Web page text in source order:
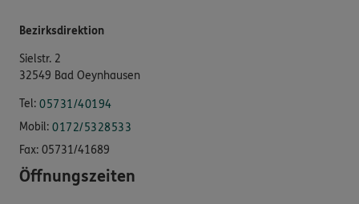
Bezirksdirektion
Sielstr. 2
32549 Bad Oeynhausen
Tel: 05731/40194
Mobil: 0172/5328533
Fax: 05731/41689
Öffnungszeiten